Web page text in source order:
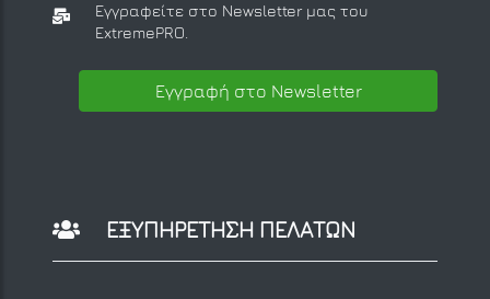
Εγγραφείτε στο Newsletter μας του
ExtremePRO.
Εγγραφή στο Newsletter
ΕΞΥΠΗΡΕΤΗΣΗ ΠΕΛΑΤΩΝ